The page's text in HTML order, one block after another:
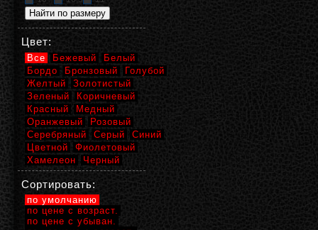
Цвет:
Все Бежевый
Белый
Бордо
Бронзовый
Голубой
Желтый
Золотистый
Зеленый
Коричневый
Красный
Медный
Оранжевый
Розовый
Серебряный
Серый
Синий
Цветной
Фиолетовый
Хамелеон
Черный
Сортировать:
по умолчанию
по цене с возраст.
по цене с убыван.